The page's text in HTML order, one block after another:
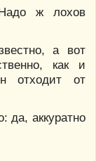
ж лохов
а вот
как и
отходит от
да, аккуратно